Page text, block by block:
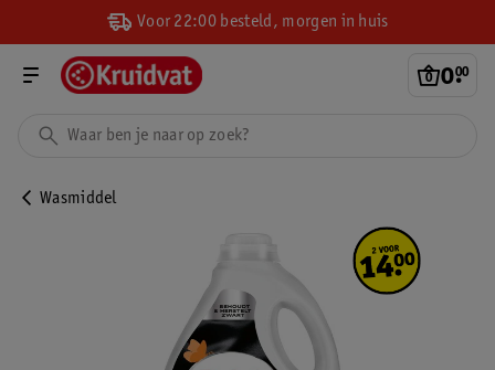
Voor 22:00 besteld, morgen in huis
0.
00
Wasmiddel